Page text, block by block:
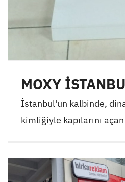
MOXY
İstanbul'un kalbinde,
kimliğiyle kapılarını